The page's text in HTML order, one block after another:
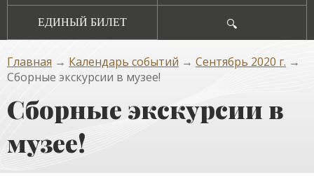
ЕДИНЫЙ БИЛЕТ 🔍
Главная → Календарь событий → Сентябрь 2020 г. →
Сборные экскурсии в музее!
Сборные экскурсии в
музее!